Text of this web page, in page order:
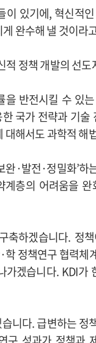
있기에, 혁신적
완수해 낼 것이라
적 정책 개발의 선
반전시킬 수 있
국가 전략과 기
해서도 과학적
·발전·정밀화’하
층의 어려움을
축하겠습니다.
정책연구 협력
겠습니다. KDI
니다. 급변하는